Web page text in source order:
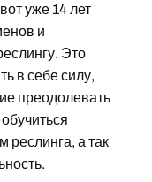
уже 14 лет
и
Это
в себе силу,
преодолевать
а так